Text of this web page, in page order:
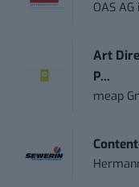
OAS AG
Art
P...
meap